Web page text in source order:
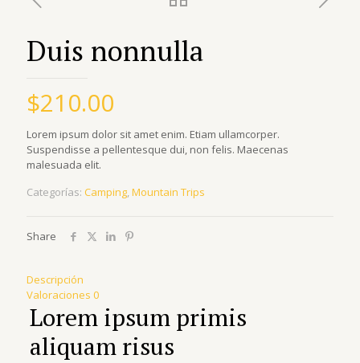
Duis nonnulla
$210.00
Lorem ipsum dolor sit amet enim. Etiam ullamcorper.
Suspendisse a pellentesque dui, non felis. Maecenas
malesuada elit.
Categorías: Camping, Mountain Trips
Share
Descripción
Valoraciones 0
Lorem ipsum primis
aliquam risus